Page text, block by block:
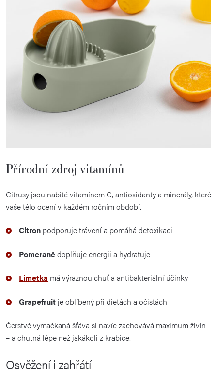
Přírodní zdroj vitamínů
Citrusy jsou nabité vitamínem C, antioxidanty a minerály, které
vaše tělo ocení v každém ročním období.
Citron podporuje trávení a pomáhá detoxikaci
Pomeranč doplňuje energii a hydratuje
Limetka má výraznou chuť a antibakteriální účinky
Grapefruit je oblíbený při dietách a očistách
Čerstvě vymačkaná šťáva si navíc zachovává maximum živin
– a chutná lépe než jakákoli z krabice.
Osvěžení i zahřátí